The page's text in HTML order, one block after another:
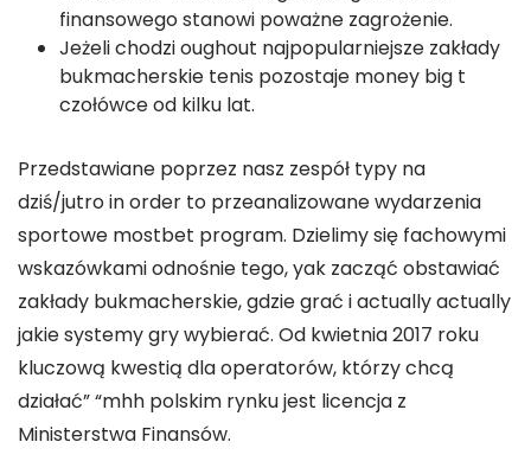
finansowego stanowi poważne zagrożenie.
Jeżeli chodzi oughout najpopularniejsze zakłady
bukmacherskie tenis pozostaje money big t
czołówce od kilku lat.
Przedstawiane poprzez nasz zespół typy na
dziś/jutro in order to przeanalizowane wydarzenia
sportowe mostbet program. Dzielimy się fachowymi
wskazówkami odnośnie tego, yak zacząć obstawiać
zakłady bukmacherskie, gdzie grać i actually actually
jakie systemy gry wybierać. Od kwietnia 2017 roku
kluczową kwestią dla operatorów, którzy chcą
działać” “mhh polskim rynku jest licencja z
Ministerstwa Finansów.